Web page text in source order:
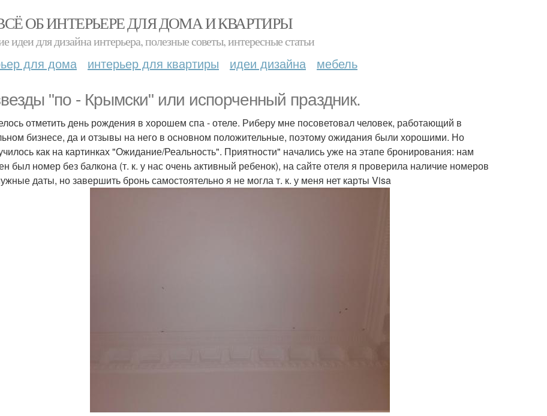
ОБ ИНТЕРЬЕРЕ ДЛЯ ДОМА И КВАРТИРЫ
идеи для дизайна интерьера, полезные советы, интересные статьи
для дома интерьер для квартиры идеи дизайна мебель
"по - Крымски" или испорченный праздник.
отметить день рождения в хорошем спа - отеле. Риберу мне посоветовал человек, работающий в
бизнесе, да и отзывы на него в основном положительные, поэтому ожидания были хорошими. Но
как на картинках "Ожидание/Реальность". Приятности" начались уже на этапе бронирования: нам
был номер без балкона (т. к. у нас очень активный ребенок), на сайте отеля я проверила наличие номеров
даты, но завершить бронь самостоятельно я не могла т. к. у меня нет карты Visa